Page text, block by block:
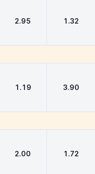
2.95 1.32
1.19 3.90
2.00 1.72